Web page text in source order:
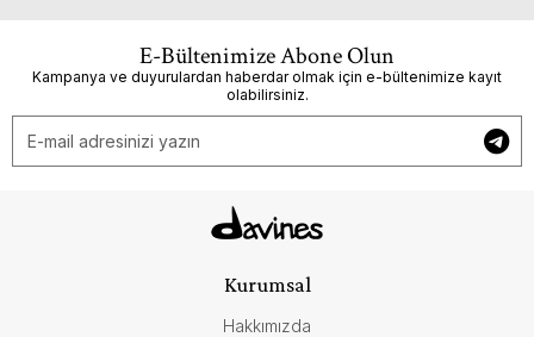
E-Bültenimize Abone Olun
Kampanya ve duyurulardan haberdar olmak için e-bültenimize kayıt
olabilirsiniz.
Kurumsal
Hakkımızda